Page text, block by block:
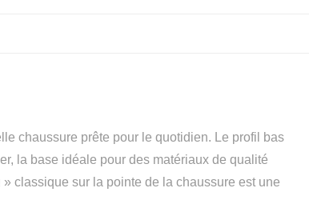
chaussure prête pour le quotidien. Le profil bas
la base idéale pour des matériaux de qualité
classique sur la pointe de la chaussure est une